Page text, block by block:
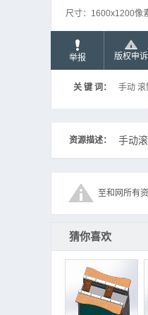
尺寸： 1600x1200像
举报 版权申诉
关 键 词： 手动 滚
资源描述： 手动
至和网所有
猜你喜欢